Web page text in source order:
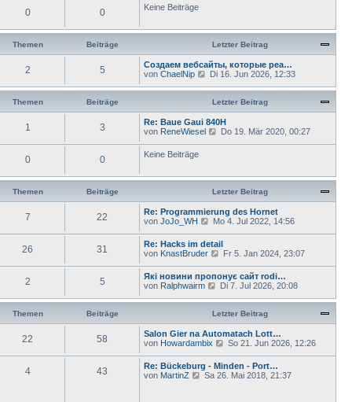
e
i
t
r
a
0 0 Keine Beiträge
Themen Beiträge Letzter Beitrag
2 5
Создаем вебсайты, которые реа…
von ChaelNip
N
u
s
t
e
t
g
Di 16. Jun 2026, 12:33
Themen Beiträge Letzter Beitrag
1 3
Re: Baue Gaui 840H
von ReneWiesel
N
t
r
e
i
t
r
a
Do 19. Mär 2020, 00:27
0 0 Keine Beiträge
Themen Beiträge Letzter Beitrag
7 22
Re: Programmierung des Hornet
von JoJo_WH
N
e
s
t
e
r
e
t
r
a
Mo 4. Jul 2022, 14:56
26 31
Re: Hacks im detail
von KnastBruder
N
e
s
t
r
e
i
t
r
a
Fr 5. Jan 2024, 23:07
2 5
Які новини пропонує сайт rodi…
von Ralphwairm
N
u
e
s
t
e
e
i
Di 7. Jul 2026, 20:08
Themen Beiträge Letzter Beitrag
22 58
Salon Gier na Automatach Lott…
von Howardambix
N
e
s
So 21. Jun 2026, 12:26
4 43
Re: Bückeburg - Minden - Port…
von MartinZ
N
Sa 26. Mai 2018, 21:37